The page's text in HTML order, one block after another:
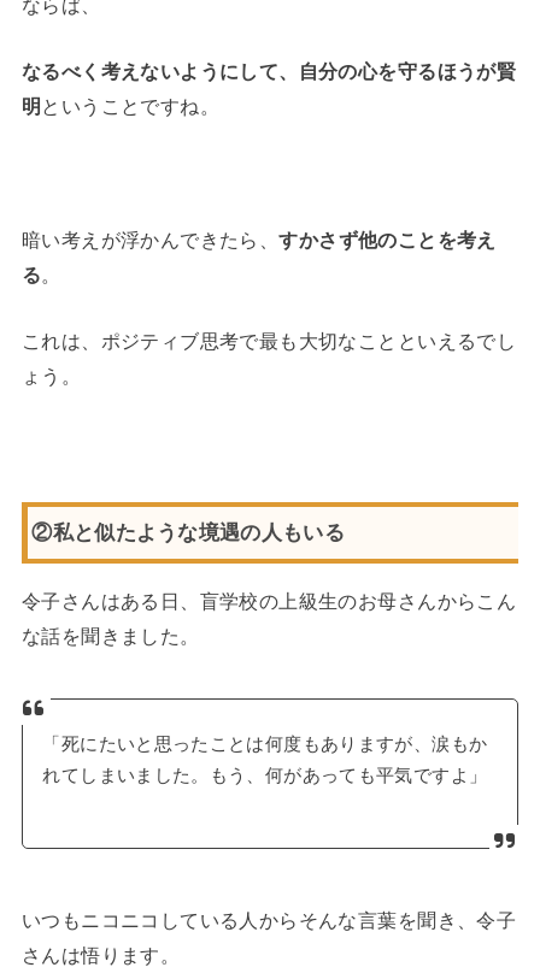
ならば、
なるべく考えないようにして、自分の心を守るほうが賢
明 ということですね。
暗い考えが浮かんできたら、すかさず他のことを考え
る。
これは、ポジティブ思考で最も大切なことといえるでし
ょう。
②私と似たような境遇の人もいる
令子さんはある日、盲学校の上級生のお母さんからこん
な話を聞きました。
「死にたいと思ったことは何度もありますが、涙もか
れてしまいました。もう、何があっても平気ですよ」
いつもニコニコしている人からそんな言葉を聞き、令子
さんは悟ります。